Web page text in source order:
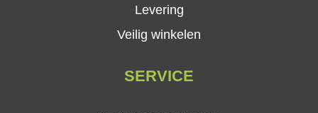
Levering
Veilig winkelen
SERVICE